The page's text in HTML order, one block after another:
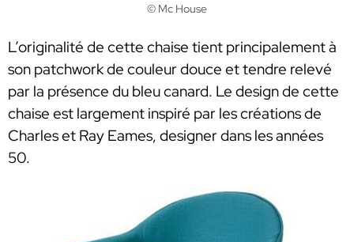
© Mc House
L’originalité de cette chaise tient principalement à
son patchwork de couleur douce et tendre relevé
par la présence du bleu canard. Le design de cette
chaise est largement inspiré par les créations de
Charles et Ray Eames, designer dans les années
50.